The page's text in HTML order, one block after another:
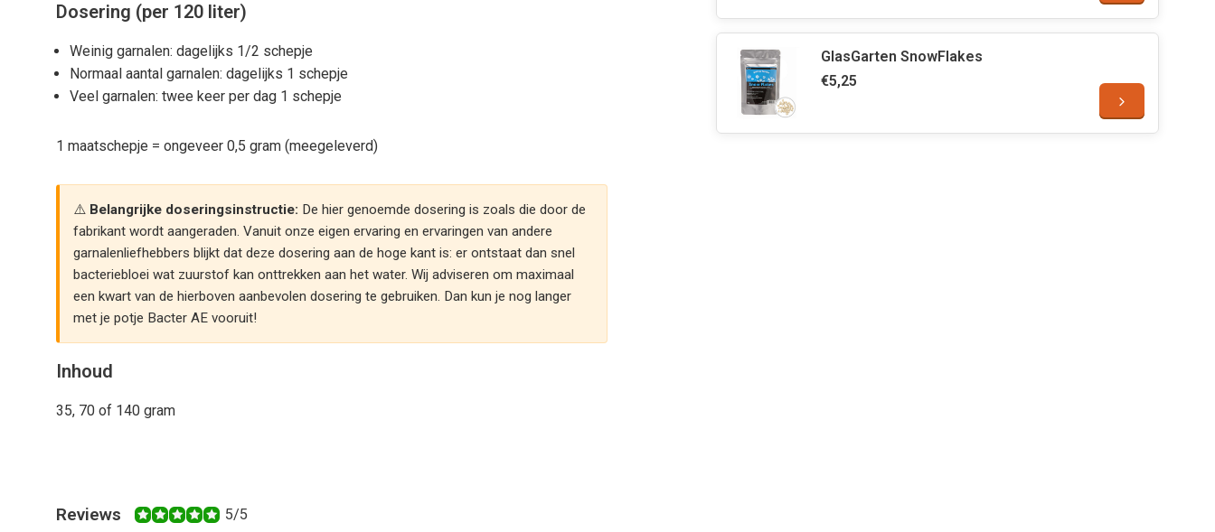
Dosering (per 120 liter)
Weinig garnalen: dagelijks 1/2 schepje
Normaal aantal garnalen: dagelijks 1 schepje
Veel garnalen: twee keer per dag 1 schepje
1 maatschepje = ongeveer 0,5 gram (meegeleverd)
Belangrijke doseringsinstructie: De hier genoemde dosering is zoals die door de
fabrikant wordt aangeraden. Vanuit onze eigen ervaring en ervaringen van andere
garnalenliefhebbers blijkt dat deze dosering aan de hoge kant is: er ontstaat dan snel
bacteriebloei wat zuurstof kan onttrekken aan het water. Wij adviseren om maximaal
een kwart van de hierboven aanbevolen dosering te gebruiken. Dan kun je nog langer
met je potje Bacter AE vooruit!
Inhoud
35, 70 of 140 gram
Reviews 5/5
GlasGarten SnowFlakes
€5,25